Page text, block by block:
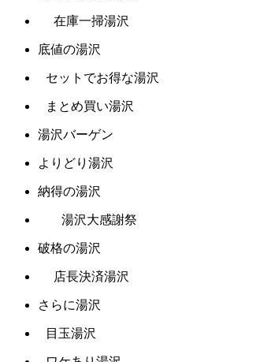
在庫一掃湯沢
底値の湯沢
セットでお得な湯沢
まとめ買い湯沢
湯沢バーゲン
よりどり湯沢
納得の湯沢
湯沢大感謝祭
破格の湯沢
店長決済湯沢
さらに湯沢
目玉湯沢